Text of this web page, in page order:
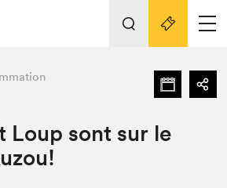
au Salon
Nos activités
Loup sont sur le